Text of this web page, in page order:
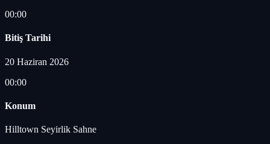
00:00
Bitiş Tarihi
20 Haziran 2026
00:00
Konum
Hilltown Seyirlik Sahne